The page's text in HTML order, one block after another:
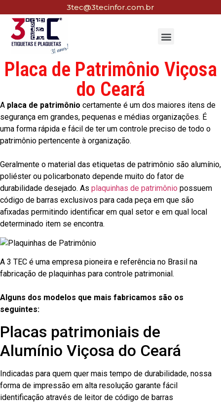
3tec@3tecinfor.com.br
Placa de Patrimônio Viçosa
do Ceará
A placa de patrimônio certamente é um dos maiores itens de
segurança em grandes, pequenas e médias organizações. É
uma forma rápida e fácil de ter um controle preciso de todo o
patrimônio pertencente à organização.
Geralmente o material das etiquetas de patrimônio são alumínio,
poliéster ou policarbonato depende muito do fator de
durabilidade desejado. As plaquinhas de patrimônio possuem
código de barras exclusivos para cada peça em que são
afixadas permitindo identificar em qual setor e em qual local
determinado item se encontra.
A 3 TEC é uma empresa pioneira e referência no Brasil na
fabricação de plaquinhas para controle patrimonial.
Alguns dos modelos que mais fabricamos são os
seguintes:
Placas patrimoniais de
Alumínio Viçosa do Ceará
Indicadas para quem quer mais tempo de durabilidade, nossa
forma de impressão em alta resolução garante fácil
identificação através de leitor de código de barras